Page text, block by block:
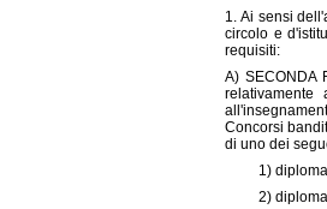
1. Ai sensi
circolo e
requisiti:
A) SECONDA
Concorsi
di uno dei
1)
2)